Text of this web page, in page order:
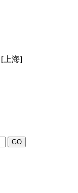
[上海]